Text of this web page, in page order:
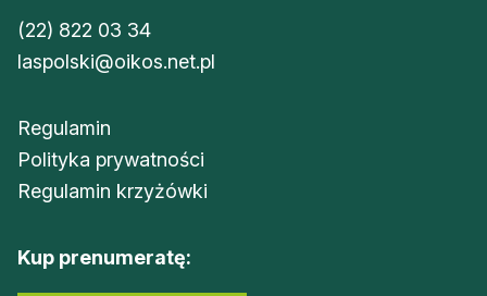
(22) 822 03 34
laspolski@oikos.net.pl
Regulamin
Polityka prywatności
Regulamin krzyżówki
Kup prenumeratę: